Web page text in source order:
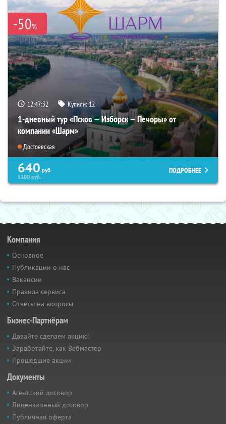
-50%
12:47:31 Купили:12
1-дневный тур «Псков — Изборск — Печоры» от
компании «Шарм»
Достоевская
640 руб.
5100руб.
ПОДРОБНЕЕ
Компания
Основное
Публикации о нас
Вакансии
Правила сервиса
Ответы на вопросы
Бизнес-Партнёрам
Давайте сделаем акцию!
Заработайте, как Вебмастер
Прошедшие акции
Документы
Агентский договор
Лицензионный договор
Публичная оферта